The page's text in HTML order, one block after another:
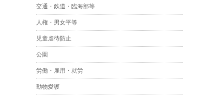
交通・鉄道・臨海部等
人権・男女平等
児童虐待防止
公園
労働・雇用・就労
動物愛護